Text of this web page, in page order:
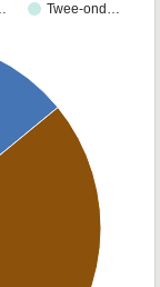
Twee-ond…